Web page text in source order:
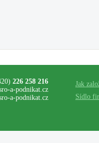
226 258 216
a-podnikat.cz
a-podnikat.cz
Jak
Sídlo